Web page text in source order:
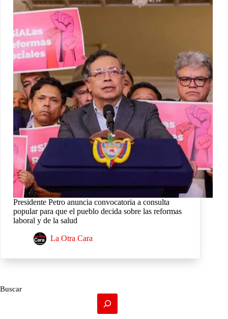
Presidente Petro anuncia convocatoria a consulta
popular para que el pueblo decida sobre las reformas
laboral y de la salud
La Otra Cara
Buscar